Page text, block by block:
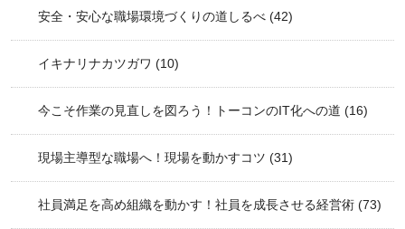
安全・安心な職場環境づくりの道しるべ (42)
イキナリナカツガワ (10)
今こそ作業の見直しを図ろう！トーコンのIT化への道 (16)
現場主導型な職場へ！現場を動かすコツ (31)
社員満足を高め組織を動かす！社員を成長させる経営術 (73)